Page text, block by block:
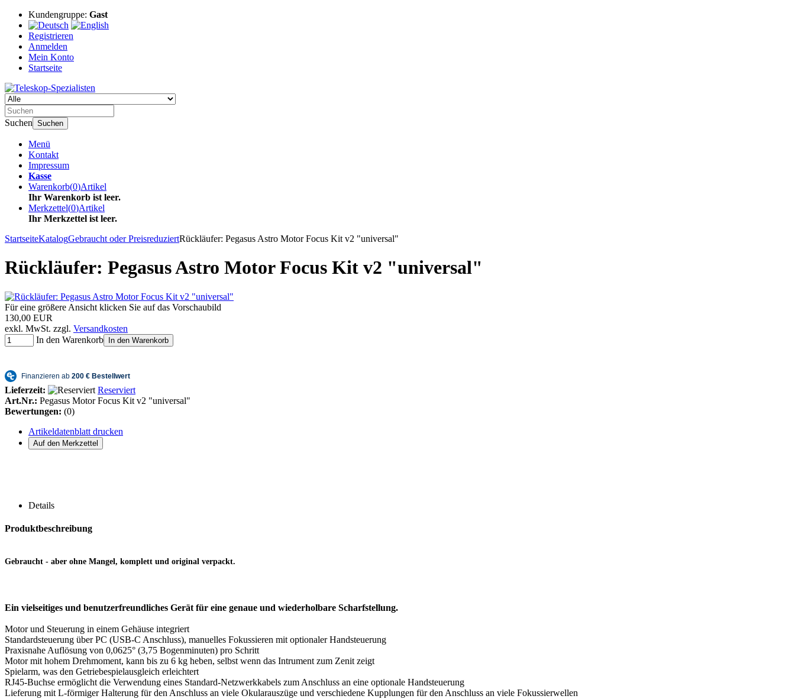
Kundengruppe: Gast
Registrieren
Anmelden
Mein Konto
Startseite
Suchen Suchen
Menü
Kontakt
Impressum
Kasse
Warenkorb(0)Artikel
Ihr Warenkorb ist leer.
Merkzettel(0)Artikel
Ihr Merkzettel ist leer.
StartseiteKatalogGebraucht oder PreisreduziertRückläufer: Pegasus Astro Motor Focus Kit v2 "universal"
Rückläufer: Pegasus Astro Motor Focus Kit v2 "universal"
Für eine größere Ansicht klicken Sie auf das Vorschaubild
130,00 EUR
exkl. MwSt. zzgl. Versandkosten
In den Warenkorb
In den Warenkorb
Lieferzeit:
Reserviert
Art.Nr.: Pegasus Motor Focus Kit v2 "universal"
Bewertungen: (0)
Artikeldatenblatt drucken
Details
Produktbeschreibung
Gebraucht - aber ohne Mangel, komplett und original verpackt.
Ein vielseitiges und benutzerfreundliches Gerät für eine genaue und wiederholbare Scharfstellung.
Motor und Steuerung in einem Gehäuse integriert
Standardsteuerung über PC (USB-C Anschluss), manuelles Fokussieren mit optionaler Handsteuerung
Praxisnahe Auflösung von 0,0625° (3,75 Bogenminuten) pro Schritt
Motor mit hohem Drehmoment, kann bis zu 6 kg heben, selbst wenn das Intrument zum Zenit zeigt
Spielarm, was den Getriebespielausgleich erleichtert
RJ45-Buchse ermöglicht die Verwendung eines Standard-Netzwerkkabels zum Anschluss an eine optionale Handsteuerung
Lieferung mit L-förmiger Halterung für den Anschluss an viele Okularauszüge und verschiedene Kupplungen für den Anschluss an viele Fokussierwellen